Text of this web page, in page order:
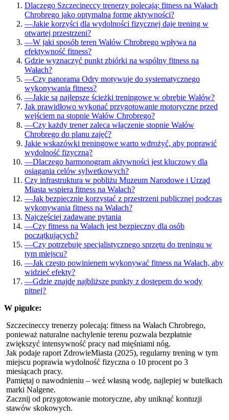
Dlaczego Szczecineccy trenerzy polecają: fitness na Wałach
Chrobrego jako optymalną formę aktywności?
—Jakie korzyści dla wydolności fizycznej daje trening w
otwartej przestrzeni?
—W jaki sposób teren Wałów Chrobrego wpływa na
efektywność fitness?
Gdzie wyznaczyć punkt zbiórki na wspólny fitness na
Wałach?
—Czy panorama Odry motywuje do systematycznego
wykonywania fitness?
—Jakie są najlepsze ścieżki treningowe w obrębie Wałów?
Jak prawidłowo wykonać przygotowanie motoryczne przed
wejściem na stopnie Wałów Chrobrego?
—Czy każdy trener zaleca włączenie stopnie Wałów
Chrobrego do planu zajęć?
Jakie wskazówki treningowe warto wdrożyć, aby poprawić
wydolność fizyczną?
—Dlaczego harmonogram aktywności jest kluczowy dla
osiągania celów sylwetkowych?
Czy infrastruktura w pobliżu Muzeum Narodowe i Urząd
Miasta wspiera fitness na Wałach?
—Jak bezpiecznie korzystać z przestrzeni publicznej podczas
wykonywania fitness na Wałach?
Najczęściej zadawane pytania
—Czy fitness na Wałach jest bezpieczny dla osób
początkujących?
—Czy potrzebuję specjalistycznego sprzętu do treningu w
tym miejscu?
—Jak często powinienem wykonywać fitness na Wałach, aby
widzieć efekty?
—Gdzie znajdę najbliższe punkty z dostępem do wody
pitnej?
W pigułce:
Szczecineccy trenerzy polecają: fitness na Wałach Chrobrego,
ponieważ naturalne nachylenie terenu pozwala bezpłatnie
zwiększyć intensywność pracy nad mięśniami nóg.
Jak podaje raport ZdrowieMiasta (2025), regularny trening w tym
miejscu poprawia wydolność fizyczna o 10 procent po 3
miesiącach pracy.
Pamiętaj o nawodnieniu – weź własną wodę, najlepiej w butelkach
marki Nalgene.
Zacznij od przygotowanie motoryczne, aby uniknąć kontuzji
stawów skokowych.